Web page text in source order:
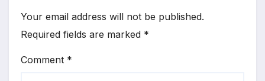
Your email address will not be published.
Required fields are marked *
Comment *